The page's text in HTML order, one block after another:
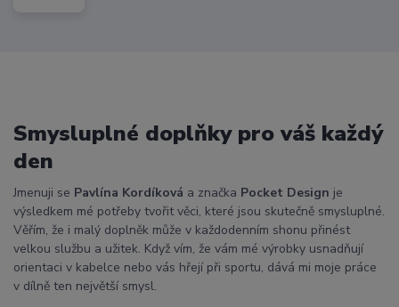
Smysluplné doplňky pro váš každý
den
Jmenuji se Pavlína Kordíková a značka Pocket Design je
výsledkem mé potřeby tvořit věci, které jsou skutečně smysluplné.
Věřím, že i malý doplněk může v každodenním shonu přinést
velkou službu a užitek. Když vím, že vám mé výrobky usnadňují
orientaci v kabelce nebo vás hřejí při sportu, dává mi moje práce
v dílně ten největší smysl.